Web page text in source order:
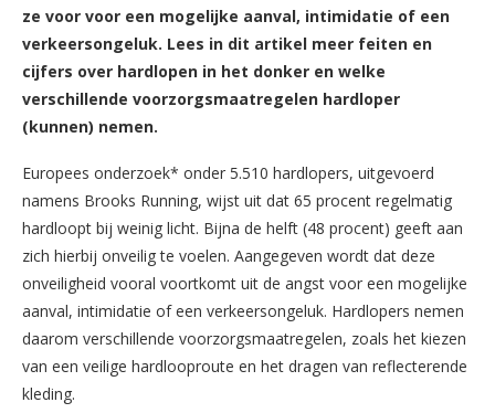
ze voor voor een mogelijke aanval, intimidatie of een
verkeersongeluk. Lees in dit artikel meer feiten en
cijfers over hardlopen in het donker en welke
verschillende voorzorgsmaatregelen hardloper
(kunnen) nemen.
Europees onderzoek* onder 5.510 hardlopers, uitgevoerd
namens Brooks Running, wijst uit dat 65 procent regelmatig
hardloopt bij weinig licht. Bijna de helft (48 procent) geeft aan
zich hierbij onveilig te voelen. Aangegeven wordt dat deze
onveiligheid vooral voortkomt uit de angst voor een mogelijke
aanval, intimidatie of een verkeersongeluk. Hardlopers nemen
daarom verschillende voorzorgsmaatregelen, zoals het kiezen
van een veilige hardlooproute en het dragen van reflecterende
kleding.